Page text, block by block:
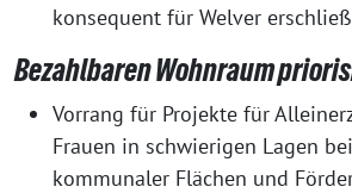
konsequent für Welver
Bezahlbaren Wohnraum
Vorrang für Projekte für
Frauen in schwierigen Lagen
kommunaler Flächen und